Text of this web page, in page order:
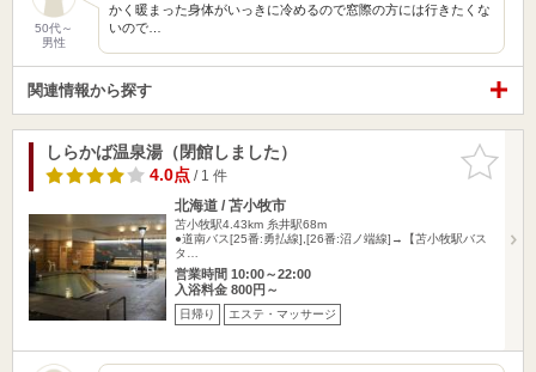
50代～
男性
かく暖まった身体がいっきに冷めるので窓際の方には行きたくな
いので…
関連情報から探す
お気に入
りに追加
しらかば温泉湯（閉館しました）
4.0点/ 1 件
北海道 / 苫小牧市
苫小牧駅4.43km 糸井駅68m
●道南バス[25番:勇払線],[26番:沼ノ端線]→【苫小牧駅バス
タ…
営業時間 10:00～22:00
入浴料金 800円～
日帰り エステ・マッサージ